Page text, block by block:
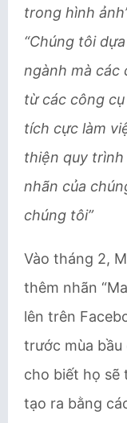
trong hình
“Chúng tôi
ngành mà các
từ các công
tích cực làm
thiện quy trình
nhãn của
chúng tôi”
Vào tháng 2,
thêm nhãn
lên trên
trước mùa bầu
cho biết họ sẽ
tạo ra bằng